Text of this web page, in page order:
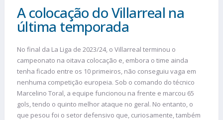
A colocação do Villarreal na
última temporada
No final da La Liga de 2023/24, o Villarreal terminou o
campeonato na oitava colocação e, embora o time ainda
tenha ficado entre os 10 primeiros, não conseguiu vaga em
nenhuma competição europeia. Sob o comando do técnico
Marcelino Toral, a equipe funcionou na frente e marcou 65
gols, tendo o quinto melhor ataque no geral. No entanto, o
que pesou foi o setor defensivo que, curiosamente, também